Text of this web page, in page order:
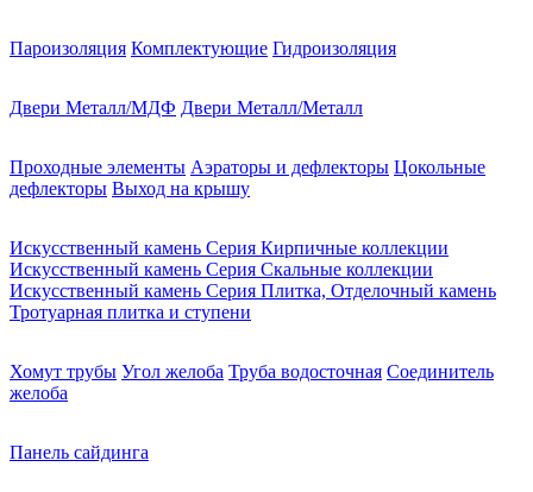
Пароизоляция Комплектующие Гидроизоляция
Двери Металл/МДФ Двери Металл/Металл
Проходные элементы Аэраторы и дефлекторы Цокольные
дефлекторы Выход на крышу
Искусственный камень Серия Кирпичные коллекции
Искусственный камень Серия Скальные коллекции
Искусственный камень Серия Плитка, Отделочный камень
Тротуарная плитка и ступени
Хомут трубы Угол желоба Труба водосточная Соединитель
желоба
Панель сайдинга